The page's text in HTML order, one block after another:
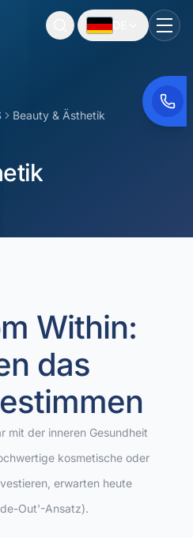
Beauty & Ästhetik
Within:
das
mit der inneren Gesundheit
kosmetische oder
erwarten heute
Out'-Ansatz).